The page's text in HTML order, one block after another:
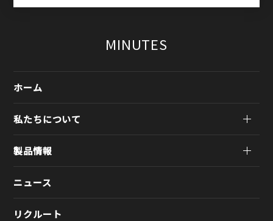
MINUTES
ホーム
私たちについて
製品情報
ニュース
リクルート